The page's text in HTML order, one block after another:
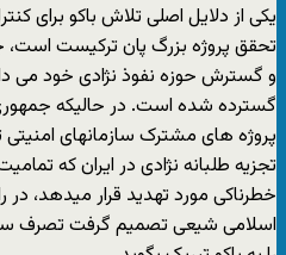
یکی از دلایل اصلی تلاش باکو برای
تحقق پروژه بزرگ پان ترکیست است،
و گسترش حوزه نفوذ نژادی خود می
گسترده شده است. در حالیکه
پروژه های مشترک سازمانهای امنیتی
تجزیه طلبانه نژادی در ایران که
خطرناکی مورد تهدید قرار میدهد،
اسلامی شیعی تصمیم گرفت تصرف